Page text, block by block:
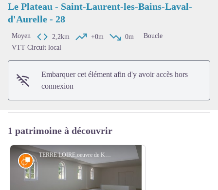
Voir l'image en plein écran
Le Plateau - Saint-Laurent-les-Bains-Laval-
d'Aurelle - 28
Moyen 2,2km +0m 0m
Boucle
VTT Circuit local
Embarquer cet élément afin d'y avoir accès hors
connexion
1 patrimoine à découvrir
TERRE LOIRE,oeuvre de KôichiKurita à l’Abbaye Notre-Dame des Neiges - N. Lelièvre
Œuvre d'art contemporain